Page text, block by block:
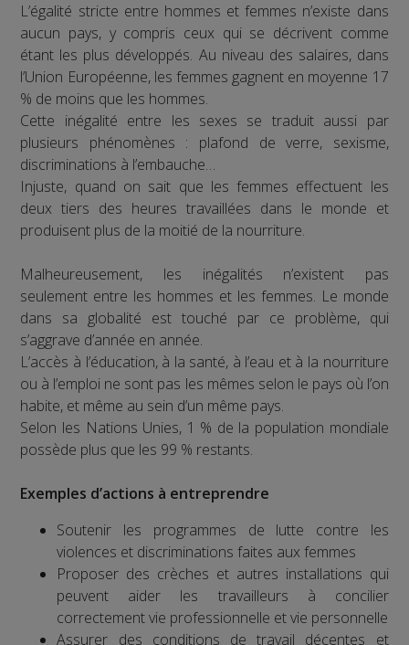
L’égalité stricte entre hommes et femmes n’existe dans
aucun pays, y compris ceux qui se décrivent comme
étant les plus développés. Au niveau des salaires, dans
l’Union Européenne, les femmes gagnent en moyenne 17
% de moins que les hommes.
Cette inégalité entre les sexes se traduit aussi par
plusieurs phénomènes : plafond de verre, sexisme,
discriminations à l’embauche…
Injuste, quand on sait que les femmes effectuent les
deux tiers des heures travaillées dans le monde et
produisent plus de la moitié de la nourriture.
Malheureusement, les inégalités n’existent pas
seulement entre les hommes et les femmes. Le monde
dans sa globalité est touché par ce problème, qui
s’aggrave d’année en année.
L’accès à l’éducation, à la santé, à l’eau et à la nourriture
ou à l’emploi ne sont pas les mêmes selon le pays où l’on
habite, et même au sein d’un même pays.
Selon les Nations Unies, 1 % de la population mondiale
possède plus que les 99 % restants.
Exemples d’actions à entreprendre
Soutenir les programmes de lutte contre les
violences et discriminations faites aux femmes
Proposer des crèches et autres installations qui
peuvent aider les travailleurs à concilier
correctement vie professionnelle et vie personnelle
Assurer des conditions de travail décentes et